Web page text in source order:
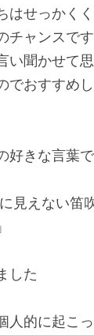
はせっかく
チャンスで
い聞かせて
でおすすめ
好きな言葉で
見えない笛
」
した
人的に起こ